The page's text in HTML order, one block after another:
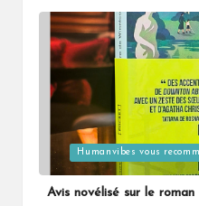
Posted
in
Humanvibes vous
Avis novélisé sur le